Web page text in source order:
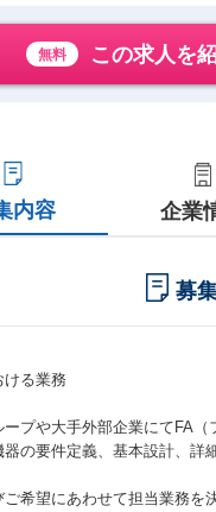
無料 この求人を
内容 企業
募
ける業務
ープや大手外部企業にてFA
器の要件定義、基本設計、詳
希望にあわせて担当業務を